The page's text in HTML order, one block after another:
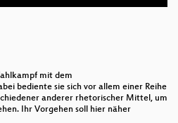
spots
Augmented Reality
und ihre Folgen
mit dem
bediente sie sich vor allem einer Reihe
anderer rhetorischer Mittel, um
Ihr Vorgehen soll hier näher